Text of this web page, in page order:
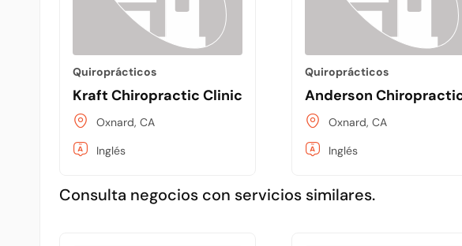
Quiroprácticos
Kraft Chiropractic Clinic
Oxnard, CA
Inglés
Quiroprácticos
Anderson
Oxnard, CA
Inglés
Consulta negocios con servicios similares.